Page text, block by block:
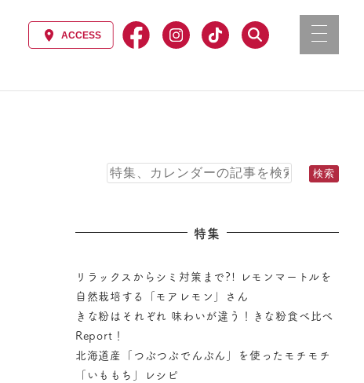
特集
リラックスからシミ対策まで?! レモンマートルを
自然栽培する「モアレモン」さん
きな粉はそれぞれ 味わいが違う！きな粉食べ比べ
Report！
北海道産「つぶつぶでんぷん」を使ったモチモチ
「いももち」レシピ